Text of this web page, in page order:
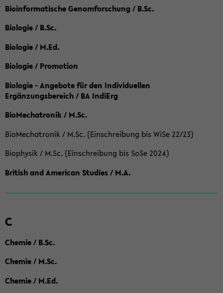
Bioinformatische Genomforschung / B.Sc.
Biologie / B.Sc.
Biologie / M.Ed.
Biologie / Promotion
Biologie - Angebote für den Individuellen
Ergänzungsbereich / BA IndiErg
BioMechatronik / M.Sc.
BioMechatronik / M.Sc. (Einschreibung bis WiSe 22/23)
Biophysik / M.Sc. (Einschreibung bis SoSe 2024)
British and American Studies / M.A.
C
Chemie / B.Sc.
Chemie / M.Sc.
Chemie / M.Ed.